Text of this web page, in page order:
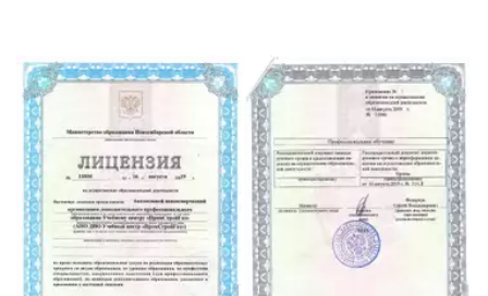
РАБОЧИЕ
ПРОФЕССИИ
от 4000 рублей!!!